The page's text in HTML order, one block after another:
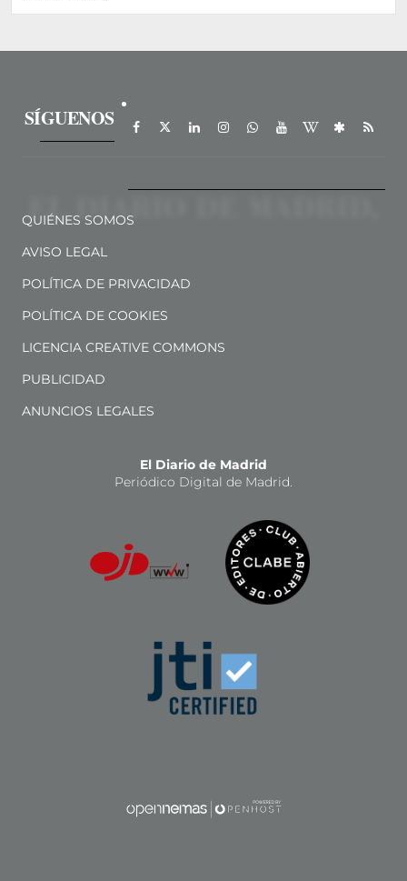
SÍGUENOS
QUIÉNES SOMOS
AVISO LEGAL
POLÍTICA DE PRIVACIDAD
POLÍTICA DE COOKIES
LICENCIA CREATIVE COMMONS
PUBLICIDAD
ANUNCIOS LEGALES
El Diario de Madrid
Periódico Digital de Madrid.